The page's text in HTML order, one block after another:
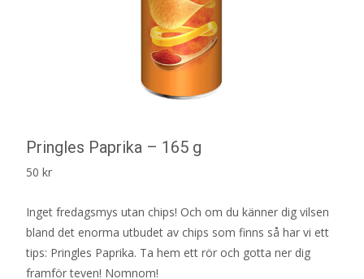
Pringles Paprika – 165 g
50 kr
Inget fredagsmys utan chips! Och om du känner dig vilsen
bland det enorma utbudet av chips som finns så har vi ett
tips: Pringles Paprika. Ta hem ett rör och gotta ner dig
framför teven! Nomnom!